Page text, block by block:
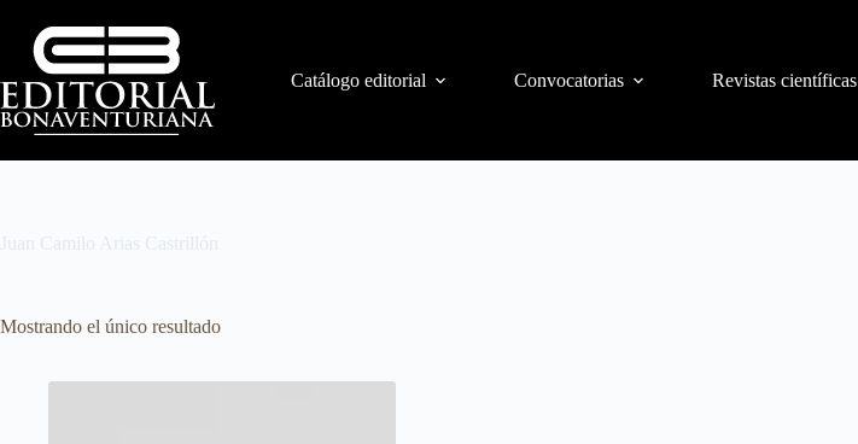
Catálogo editorial Convocatorias Revistas científicas
Juan Camilo Arias Castrillón
Mostrando el único resultado